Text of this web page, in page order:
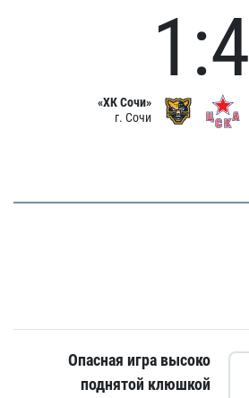
«ХК Сочи»
г. Сочи
1:4
Опасная игра высоко
поднятой клюшкой